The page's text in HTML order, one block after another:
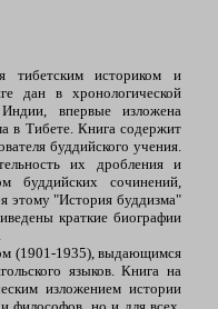
тибетским историком и
дан в хронологической
впервые изложена
в Тибете. Книга содержит
буддийского учения.
их дробления и
буддийских сочинений,
этому "История буддизма"
краткие биографии
(1901-1935), выдающимся
языков. Книга на
изложением истории